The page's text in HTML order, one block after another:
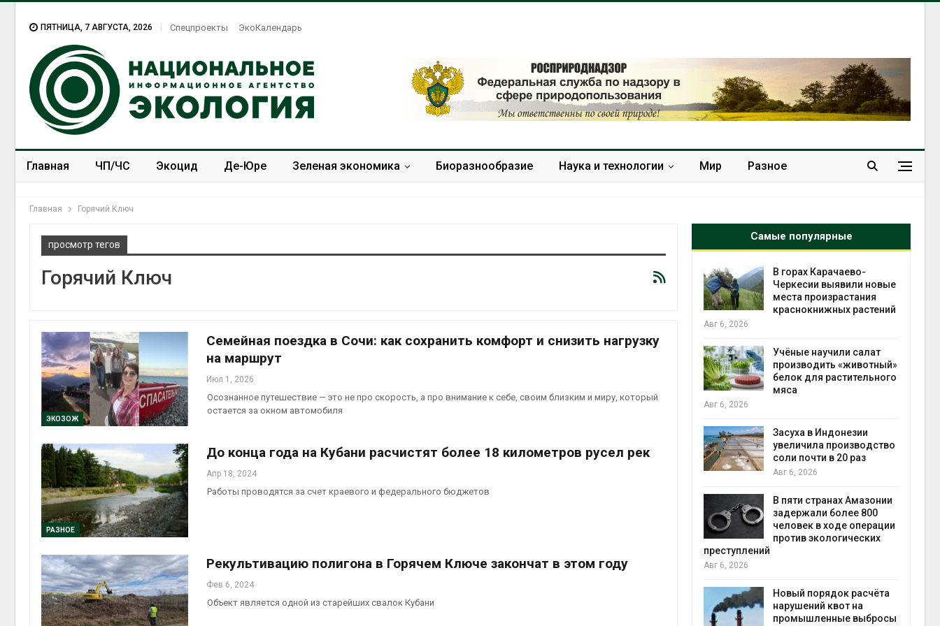
ПЯТНИЦА, 7 АВГУСТА, 2026 Спецпроекты ЭкоКалендарь
Главная ЧП/ЧС Экоцид Де-Юре Зеленая экономика Биоразнообразие Наука и технологии Мир Разное
Главная Горячий Ключ
просмотр тегов
Горячий Ключ
ЭКОЗОЖ
Семейная поездка в Сочи: как сохранить комфорт и снизить нагрузку
на маршрут
Июл 1, 2026
Осознанное путешествие — это не про скорость, а про внимание к себе, своим близким и миру, который
остается за окном автомобиля
РАЗНОЕ
До конца года на Кубани расчистят более 18 километров русел рек
Апр 18, 2024
Работы проводятся за счет краевого и федерального бюджетов
Рекультивацию полигона в Горячем Ключе закончат в этом году
Фев 6, 2024
Объект является одной из старейших свалок Кубани
Самые популярные
Авг 6, 2026
Авг 6, 2026
стоимость установки
солнечных панелей для
проверяют по статье о
Панамский канал вновь
ограничивает загрузку
Авг 6, 2026
экообменники для сбора
Авг 6, 2026
В горах Карачаево-
Черкесии выявили новые
места произрастания
краснокнижных растений
Авг 6, 2026
Учёные научили салат
производить «животный»
белок для растительного
мяса
Авг 6, 2026
Засуха в Индонезии
увеличила производство
соли почти в 20 раз
Авг 6, 2026
В пяти странах Амазонии
задержали более 800
человек в ходе операции
против экологических
преступлений
Авг 6, 2026
Новый порядок расчёта
нарушений квот на
промышленные выбросы